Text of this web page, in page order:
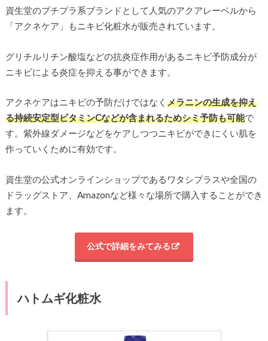
資生堂のプチプラ系ブランドとして人気のアクアレーベルから
「アクネケア」もニキビ化粧水が販売されています。
グリチルリチン酸塩などの抗炎症作用があるニキビ予防成分が
ニキビによる炎症を抑える事ができます。
アクネケアはニキビの予防だけではなく メラニンの生成を抑え
る持続安定型ビタミンCなどが含まれるためシミ予防も可能で
す。紫外線ダメージなどをケアしつつニキビができにくい肌を
作っていくために有効です。
資生堂の公式オンラインショップであるワタシプラスや全国の
ドラッグストア、Amazonなど様々な場所で購入することができ
ます。
公式で詳細をみてみる
ハトムギ化粧水